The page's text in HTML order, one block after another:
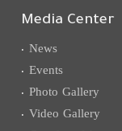
Media Center
News
Events
Photo Gallery
Video Gallery